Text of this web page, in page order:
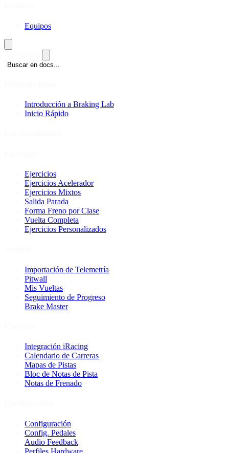
Equipos
Buscar en docs...
Introducción a Braking Lab
Inicio Rápido
Ejercicios
Ejercicios Acelerador
Ejercicios Mixtos
Salida Parada
Forma Freno por Clase
Vuelta Completa
Ejercicios Personalizados
Importación de Telemetría
Pitwall
Mis Vueltas
Seguimiento de Progreso
Brake Master
Integración iRacing
Calendario de Carreras
Mapas de Pistas
Bloc de Notas de Pista
Notas de Frenado
Configuración
Config. Pedales
Audio Feedback
Perfiles Hardware